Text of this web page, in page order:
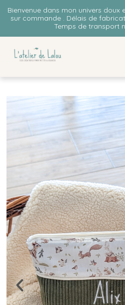
Bienvenue dans mon univers doux
sur commande . Délais de
Temps de transport